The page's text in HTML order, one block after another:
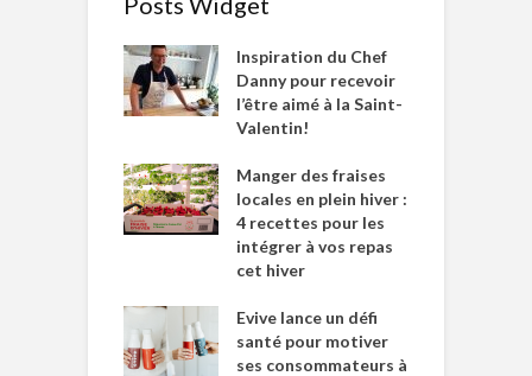
Inspiration du Chef
Danny pour recevoir
l’être aimé à la Saint-
Valentin!
Manger des fraises
locales en plein hiver :
4 recettes pour les
intégrer à vos repas
cet hiver
Evive lance un défi
santé pour motiver
ses consommateurs à